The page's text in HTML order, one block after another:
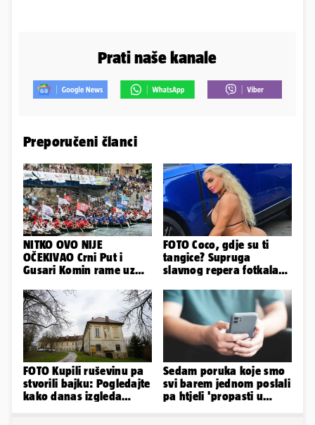
Prati naše kanale
Preporučeni članci
NITKO OVO NIJE
OČEKIVAO Crni Put i
Gusari Komin rame uz
lađa
FOTO Coco, gdje su ti
tangice? Supruga
slavnog repera fotkala
sve
FOTO Kupili ruševinu pa
stvorili bajku: Pogledajte
kako danas izgleda
Sedam poruka koje smo
svi barem jednom poslali
pa htjeli 'propasti u